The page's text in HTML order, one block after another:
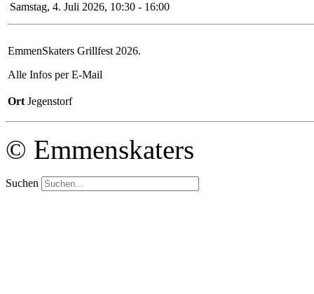
Samstag, 4. Juli 2026, 10:30 - 16:00
EmmenSkaters Grillfest 2026.
Alle Infos per E-Mail
OrtJegenstorf
© Emmenskaters
Suchen